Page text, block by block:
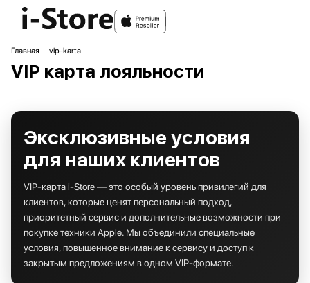
Главная vip-karta
VIP карта лояльности
Эксклюзивные условия
для наших клиентов
VIP‑карта i‑Store — это особый уровень привилегий для
клиентов, которые ценят персональный подход,
приоритетный сервис и дополнительные возможности при
покупке техники Apple. Мы объединили специальные
условия, повышенное внимание к сервису и доступ к
закрытым предложениям в одном VIP‑формате.